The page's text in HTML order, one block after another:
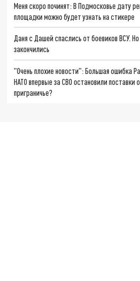
Меня скоро починят: В Подмосковье дату
площадки можно будет узнать на стикере
Даня с Дашей спаслись от боевиков ВСУ.
закончились
"Очень плохие новости": Большая ошибка
НАТО впервые за СВО остановили поставки
приграничье?